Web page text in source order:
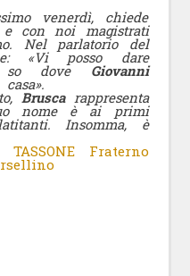
venerdì, chiede
con noi magistrati
Nel parlatorio del
«Vi posso dare
so dove Giovanni
Bruscarappresenta
nome è ai primi
Insomma, è
Fraterno